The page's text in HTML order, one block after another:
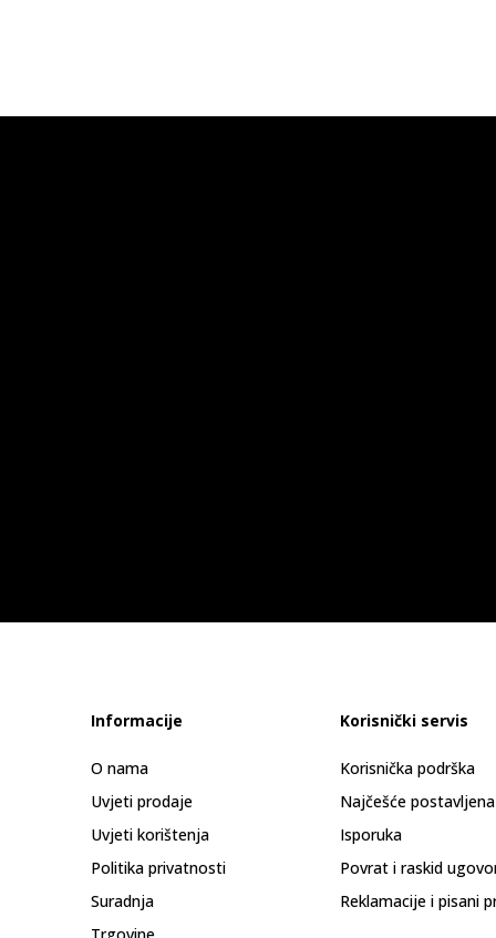
Informacije
O nama
Uvjeti prodaje
Uvjeti korištenja
Politika privatnosti
Suradnja
Korisnički servis
Korisnička podrška
Najčešće
Isporuka
Povrat i raskid
Reklamacije i pisani